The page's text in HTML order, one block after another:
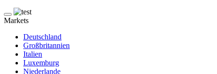
Markets
Deutschland
Großbritannien
Italien
Luxemburg
Niederlande